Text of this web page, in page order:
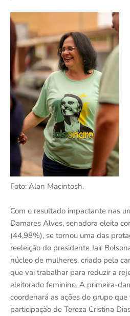
Foto: Alan Macintosh.
Com o resultado impactante nas
Damares Alves, senadora eleita
(44,98%), se tornou uma das
reeleição do presidente Jair
núcleo de mulheres, criado pela
que vai trabalhar para reduzir a
eleitorado feminino. A primeira-
coordenará as ações do grupo
participação de Tereza Cristina